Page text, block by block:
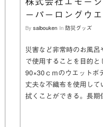
ーパーロングウ
By saibouken In 防災グッズ
災害など非常時のお風
で使用することを目的
90×30ｃｍのウエットボ
丈夫な不織布を使用し
拭くことができる。長